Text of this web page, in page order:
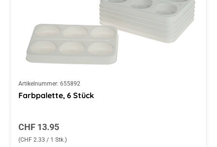
Artikelnummer: 655892
Farbpalette, 6 Stück
Regulärer Preis:
CHF 13.95
(CHF 2.33 / 1 Stk.)